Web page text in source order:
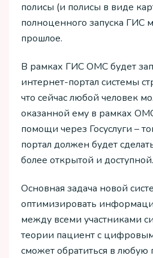
полисы (и полисы в виде
полноценного запуска ГИС
прошлое.
В рамках ГИС ОМС будет
интернет-портал системы
что сейчас любой человек
оказанной ему в рамках
помощи через Госуслуги –
портал должен будет
более открытой и доступной.
Основная задача новой
оптимизировать
между всеми участниками
теории пациент с
сможет обратиться в любую